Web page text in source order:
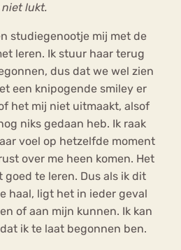
lukt.
studiegenootje mij met de
leren. Ik stuur haar terug
dus dat we wel zien
een knipogende smiley er
het mij niet uitmaakt, alsof
niks gedaan heb. Ik raak
voel op hetzelfde moment
over me heen komen. Het
goed te leren. Dus als ik dit
haal, ligt het in ieder geval
of aan mijn kunnen. Ik kan
ik te laat begonnen ben.